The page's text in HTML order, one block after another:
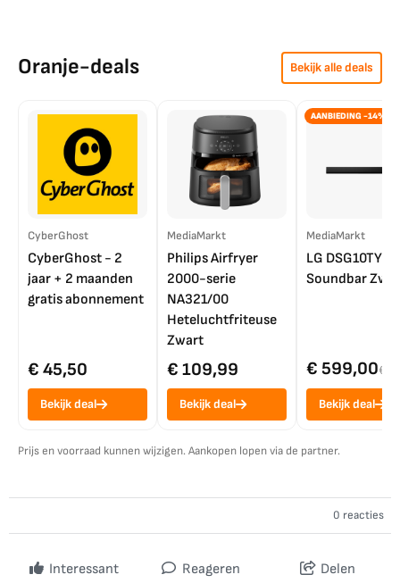
Oranje-deals Bekijk alle deals
CyberGhost
CyberGhost - 2
jaar + 2 maanden
gratis abonnement
€ 45,50
Bekijk deal
MediaMarkt
Philips Airfryer
2000-serie
NA321/00
Heteluchtfriteuse
Zwart
€ 109,99
Bekijk deal
AANBIEDING -14%
MediaMarkt
LG DSG10TY
Soundbar
€ 599,00€
Bekijk deal
Prijs en voorraad kunnen wijzigen. Aankopen lopen via de partner.
0 reacties
Interessant Reageren Delen